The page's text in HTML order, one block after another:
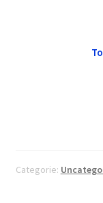
Categorie: